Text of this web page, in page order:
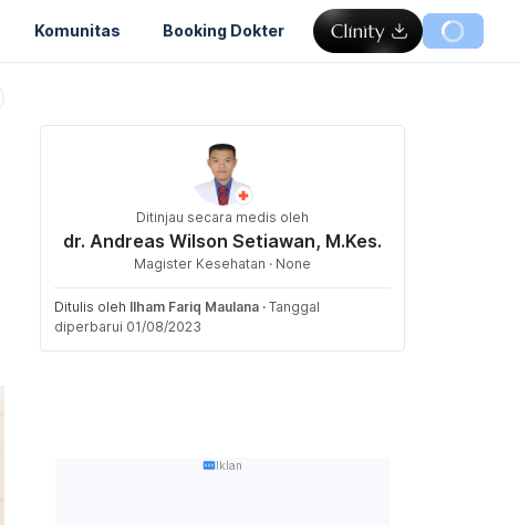
Komunitas Booking Dokter
Ditinjau secara medis oleh
dr. Andreas Wilson Setiawan, M.Kes.
Magister Kesehatan · None
Ditulis oleh Ilham Fariq Maulana · Tanggal
diperbarui 01/08/2023
Iklan